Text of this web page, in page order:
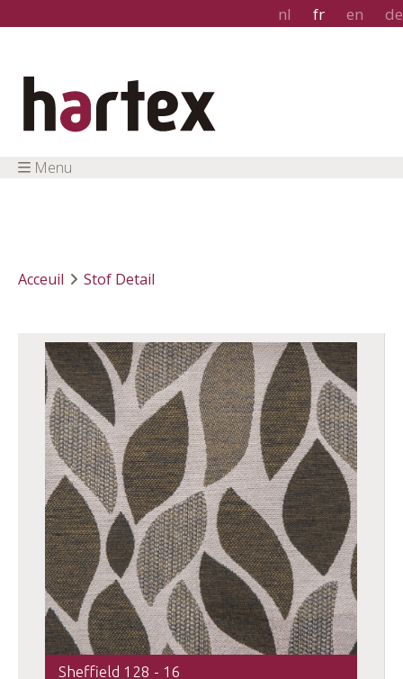
nl fr en de
Menu
Acceuil Stof Detail
Sheffield 128 - 16